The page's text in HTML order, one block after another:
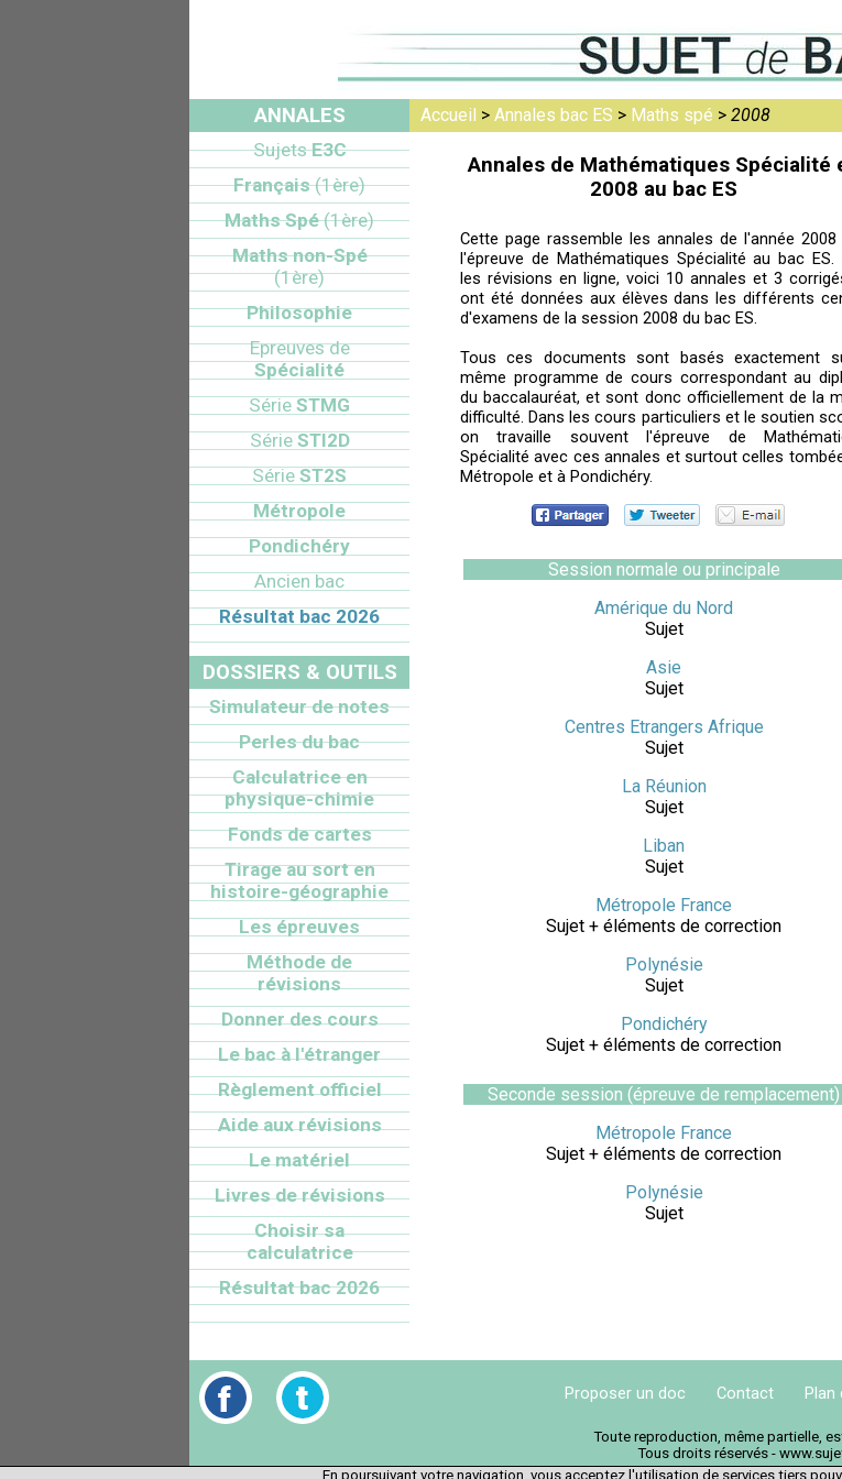
Accueil > Annales bac ES > Maths spé > 2008
Annales de Mathématiques Spécialité
2008 au bac ES
Cette page rassemble les annales de l'année 2008
l'épreuve de Mathématiques Spécialité au bac ES.
les révisions en ligne, voici 10 annales et 3
ont été données aux élèves dans les différents
d'examens de la session 2008 du bac ES.
Tous ces documents sont basés exactement
même programme de cours correspondant au
du baccalauréat, et sont donc officiellement de la
difficulté. Dans les cours particuliers et le soutien
on travaille souvent l'épreuve de
Spécialité avec ces annales et surtout celles
Métropole et à Pondichéry.
Session normale ou principale
Amérique du Nord
Sujet
Asie
Sujet
Centres Etrangers Afrique
Sujet
La Réunion
Sujet
Liban
Sujet
Métropole France
Sujet + éléments de correction
Polynésie
Sujet
Pondichéry
Sujet + éléments de correction
Seconde session (épreuve de remplacement)
Métropole France
Sujet + éléments de correction
Polynésie
Sujet
ANNALES
SujetsE3C
Français(1ère)
Maths Spé(1ère)
Maths non-Spé
(1ère)
Philosophie
Epreuves de
Spécialité
Série STMG
SérieSTI2D
Série ST2S
Métropole
Pondichéry
Ancien bac
Résultat bac 2026
DOSSIERS & OUTILS
Simulateur de notes
Perles du bac
Calculatrice en
physique-chimie
Fonds de cartes
Tirage au sort en
histoire-géographie
Les épreuves
Méthode de
révisions
Donner des cours
Le bac à l'étranger
Règlement officiel
Aide aux révisions
Le matériel
Livres de révisions
Choisir sa
calculatrice
Résultat bac 2026
Proposer un doc Contact Plan
Toute reproduction, même partielle,
Tous droits réservés -
En poursuivant votre navigation, vous acceptez l'utilisation de services tiers